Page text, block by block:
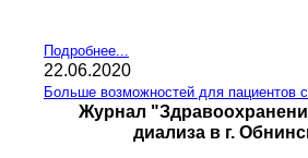
Подробнее...
22.06.2020
Больше возможностей для пациентов
Журнал
диализа в г.